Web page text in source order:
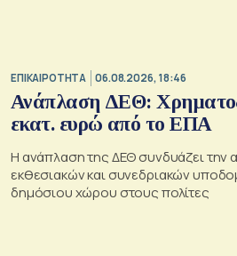
ΕΠΙΚΑΙΡΟΤΗΤΑ 06.08.2026, 18:46
Ανάπλαση ΔΕΘ:
εκατ. ευρώ από το ΕΠΑ
Η ανάπλαση της ΔΕΘ συνδυάζει την
εκθεσιακών και συνεδριακών
δημόσιου χώρου στους πολίτες